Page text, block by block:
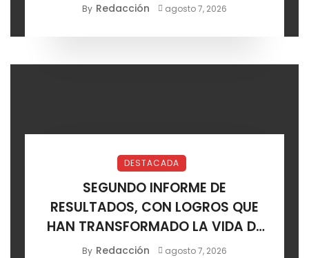
By Redacción agosto 7, 2026
DESTACADA
SEGUNDO INFORME DE
RESULTADOS, CON LOGROS QUE
HAN TRANSFORMADO LA VIDA DE
LOS SOLEDENSES: JUAN MANUEL
By Redacción agosto 7, 2026